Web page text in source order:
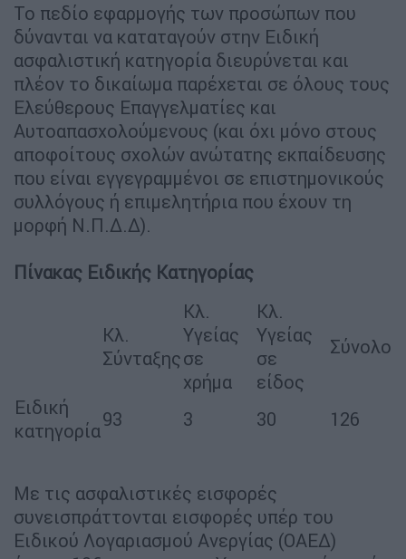
Το πεδίο εφαρμογής των προσώπων που
δύνανται να καταταγούν στην Ειδική
ασφαλιστική κατηγορία διευρύνεται και
πλέον το δικαίωμα παρέχεται σε όλους τους
Ελεύθερους Επαγγελματίες και
Αυτοαπασχολούμενους (και όχι μόνο στους
αποφοίτους σχολών ανώτατης εκπαίδευσης
που είναι εγγεγραμμένοι σε επιστημονικούς
συλλόγους ή επιμελητήρια που έχουν τη
μορφή Ν.Π.Δ.Δ).
Πίνακας Ειδικής Κατηγορίας
Κλ.
Σύνταξης
Κλ.
Υγείας
σε
χρήμα
Κλ.
Υγείας
σε
είδος
Σύνολο
Ειδική
κατηγορία
93 3 30 126
Με τις ασφαλιστικές εισφορές
συνεισπράττονται εισφορές υπέρ του
Ειδικού Λογαριασμού Ανεργίας (ΟΑΕΔ)